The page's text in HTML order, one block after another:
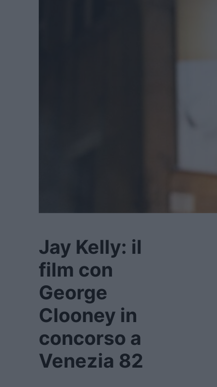
Jay Kelly: il
film con
George
Clooney in
concorso a
Venezia 82